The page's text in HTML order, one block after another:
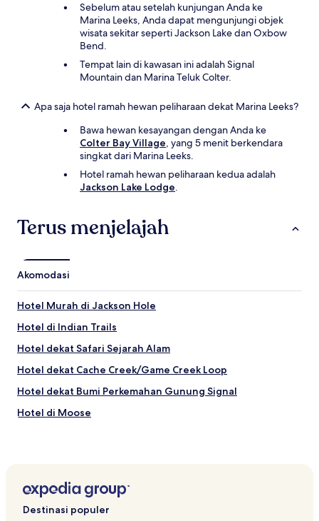
Sebelum atau setelah kunjungan Anda ke
Marina Leeks, Anda dapat mengunjungi objek
wisata sekitar seperti Jackson Lake dan Oxbow
Bend.
Tempat lain di kawasan ini adalah Signal
Mountain dan Marina Teluk Colter.
Apa saja hotel ramah hewan peliharaan dekat Marina Leeks?
Bawa hewan kesayangan dengan Anda ke
Colter Bay Village, yang 5 menit berkendara
singkat dari Marina Leeks.
Hotel ramah hewan peliharaan kedua adalah
Jackson Lake Lodge.
Terus menjelajah
Akomodasi
Hotel Murah di Jackson Hole
Hotel di Indian Trails
Hotel dekat Safari Sejarah Alam
Hotel dekat Cache Creek/Game Creek Loop
Hotel dekat Bumi Perkemahan Gunung Signal
Hotel di Moose
Hotel dekat Grand Targhee Resort
Destinasi populer